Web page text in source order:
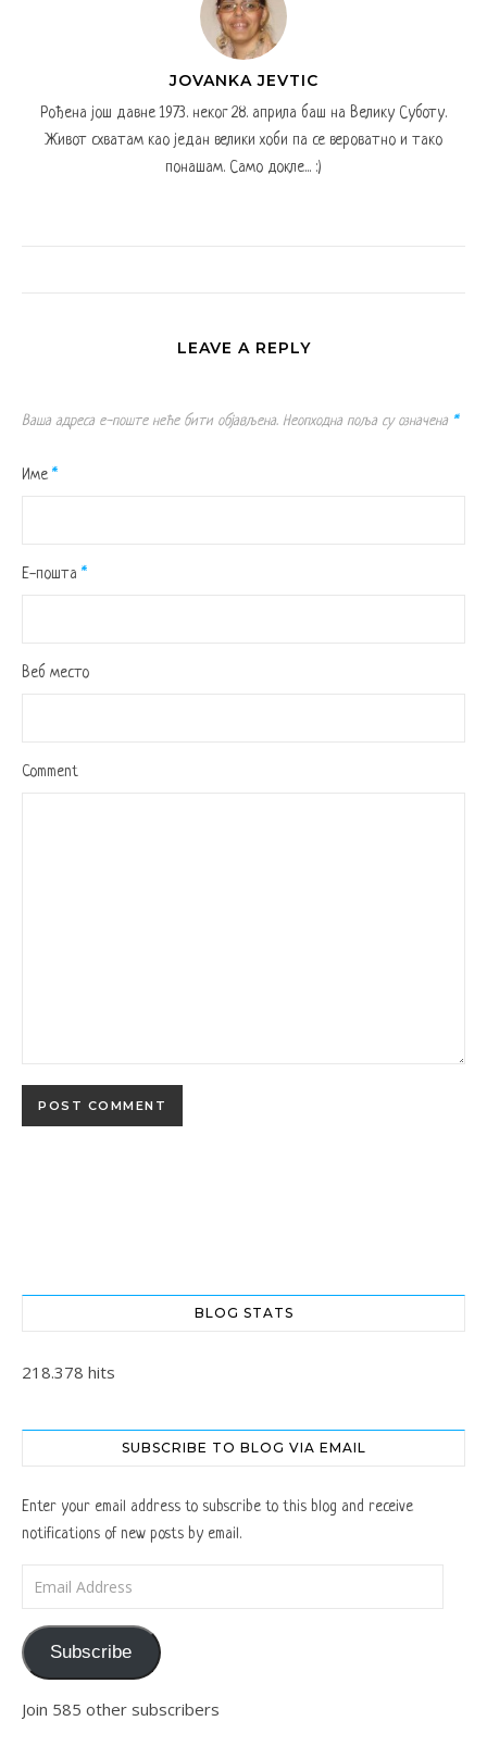
JOVANKA JEVTIC
Рођена још давне 1973. неког 28. априла баш на Велику Суботу.
Живот схватам као један велики хоби па се вероватно и тако
понашам. Само докле... :)
LEAVE A REPLY
Ваша адреса е-поште неће бити објављена. Неопходна поља су означена *
Име *
Е-пошта *
Веб место
Comment
BLOG STATS
218.378 hits
SUBSCRIBE TO BLOG VIA EMAIL
Enter your email address to subscribe to this blog and receive
notifications of new posts by email.
Subscribe
Join 585 other subscribers